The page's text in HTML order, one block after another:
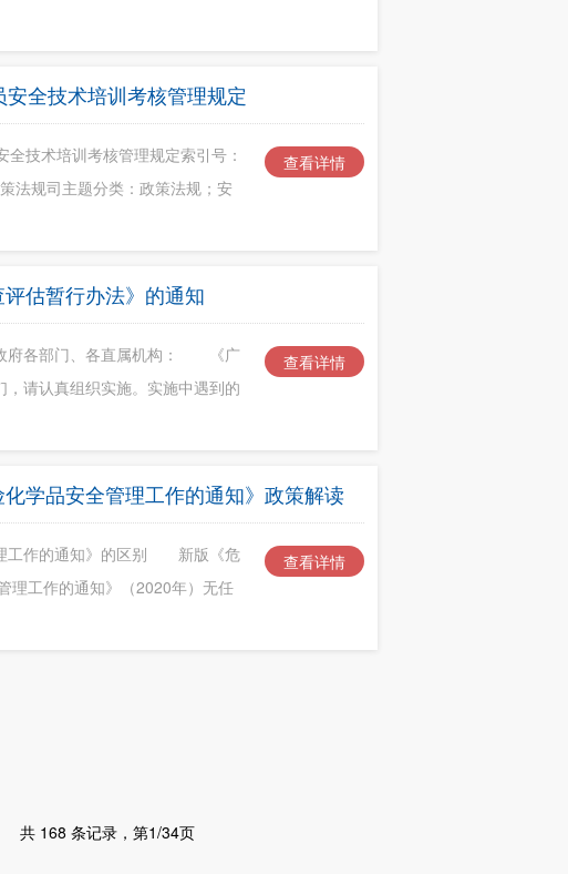
全技术培训考核管理规定
查看详情
技术培训考核管理规定索引号：
法规司主题分类：政策法规；安
估暂行办法》的通知
查看详情
府各部门、各直属机构： 《广
请认真组织实施。实施中遇到的
学品安全管理工作的通知》政策解读
查看详情
理工作的通知》的区别 新版《危
理工作的通知》（2020年）无任
共 168 条记录，第1/34页